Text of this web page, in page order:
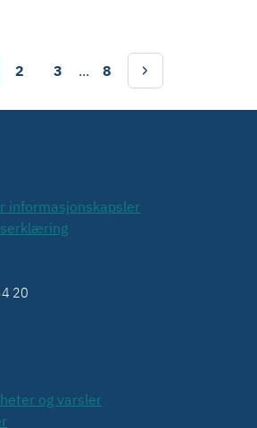
2 3 ... 8
informasjonskapsler
20
og varsler